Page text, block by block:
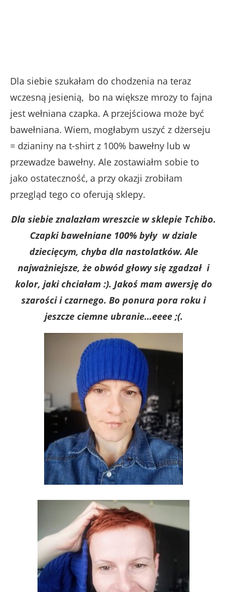
Dla siebie szukałam do chodzenia na teraz
wczesną jesienią, bo na większe mrozy to fajna
jest wełniana czapka. A przejściowa może być
bawełniana. Wiem, mogłabym uszyć z dżerseju
= dzianiny na t-shirt z 100% bawełny lub w
przewadze bawełny. Ale zostawiałm sobie to
jako ostateczność, a przy okazji zrobiłam
przegląd tego co oferują sklepy.
Dla siebie znalazłam wreszcie w sklepie Tchibo.
Czapki bawełniane 100% były w dziale
dziecięcym, chyba dla nastolatków. Ale
najważniejsze, że obwód głowy się zgadzał i
kolor, jaki chciałam :). Jakoś mam awersję do
szarości i czarnego. Bo ponura pora roku i
jeszcze ciemne ubranie…eeee ;(.